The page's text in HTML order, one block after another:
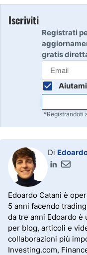
Iscriviti
Registrati
gratis
*Registrandoti
Di
Edoardo Catani è
5 anni facendo
da tre anni Edoardo
per blog, articoli e
collaborazioni più
Investing.com,